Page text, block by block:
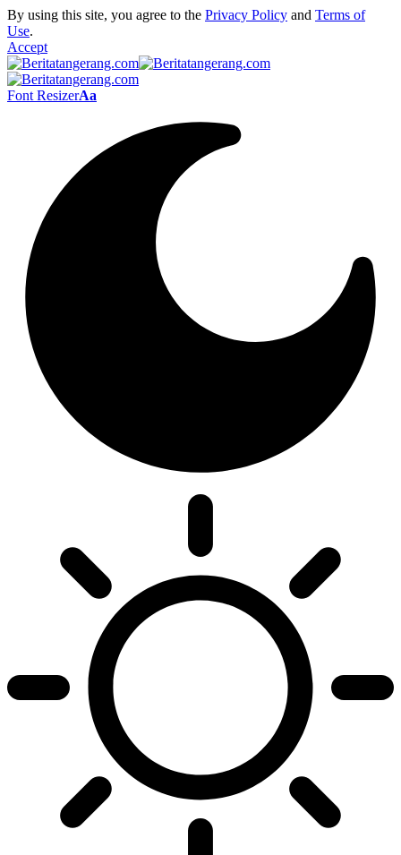
By using this site, you agree to the Privacy Policy and Terms of
Use.
Accept
Font ResizerAa